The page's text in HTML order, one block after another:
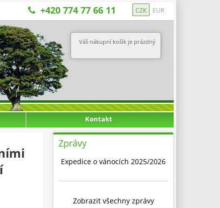
CZK EUR
+420 774 77 66 11
Váš nákupní košík je prázdný
Kontakt
Zprávy
Expedice o vánocích 2025/2026
Zobrazit všechny zprávy